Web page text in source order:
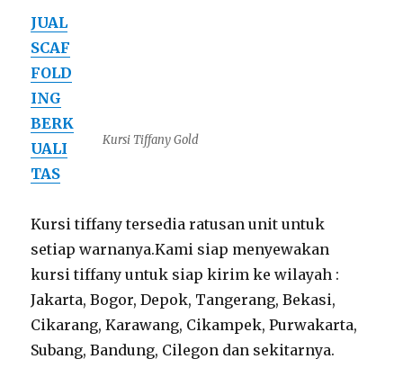
Kursi Tiffany Gold
JUAL
SCAF
FOLD
ING
BERK
UALI
TAS
Kursi tiffany tersedia ratusan unit untuk
setiap warnanya.Kami siap menyewakan
kursi tiffany untuk siap kirim ke wilayah :
Jakarta, Bogor, Depok, Tangerang, Bekasi,
Cikarang, Karawang, Cikampek, Purwakarta,
Subang, Bandung, Cilegon dan sekitarnya.